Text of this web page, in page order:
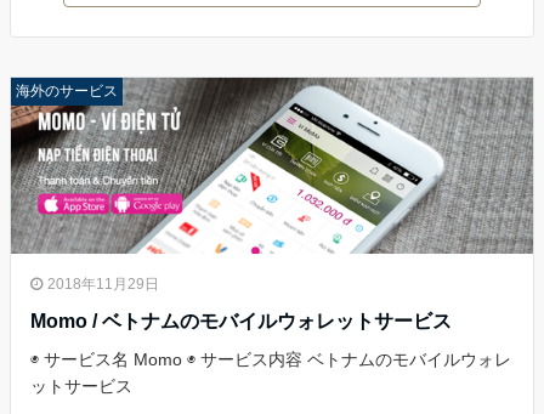
海外のサービス
2018年11月29日
Momo / ベトナムのモバイルウォレットサービス
◉ サービス名 Momo ◉ サービス内容 ベトナムのモバイルウォレ
ットサービス